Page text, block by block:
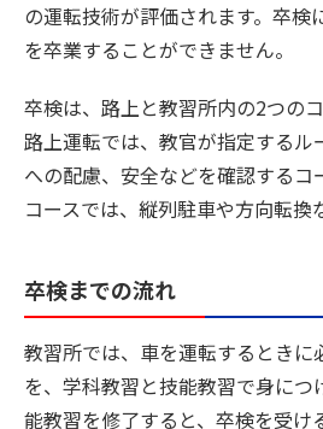
の運転技術が評価されます。卒検
を卒業することができません。
卒検は、路上と教習所内の2つの
路上運転では、教官が指定するル
への配慮、安全などを確認するコ
コースでは、縦列駐車や方向転換
卒検までの流れ
教習所では、車を運転するときに
を、学科教習と技能教習で身につ
能教習を修了すると、卒検を受け